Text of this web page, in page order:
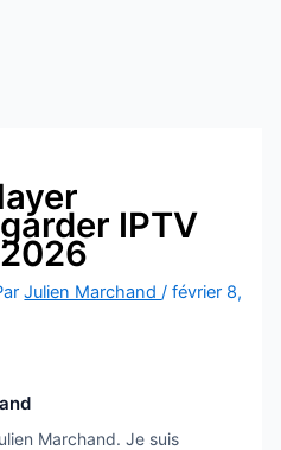
IPTV
Julien Marchand/février 8,
Marchand. Je suis